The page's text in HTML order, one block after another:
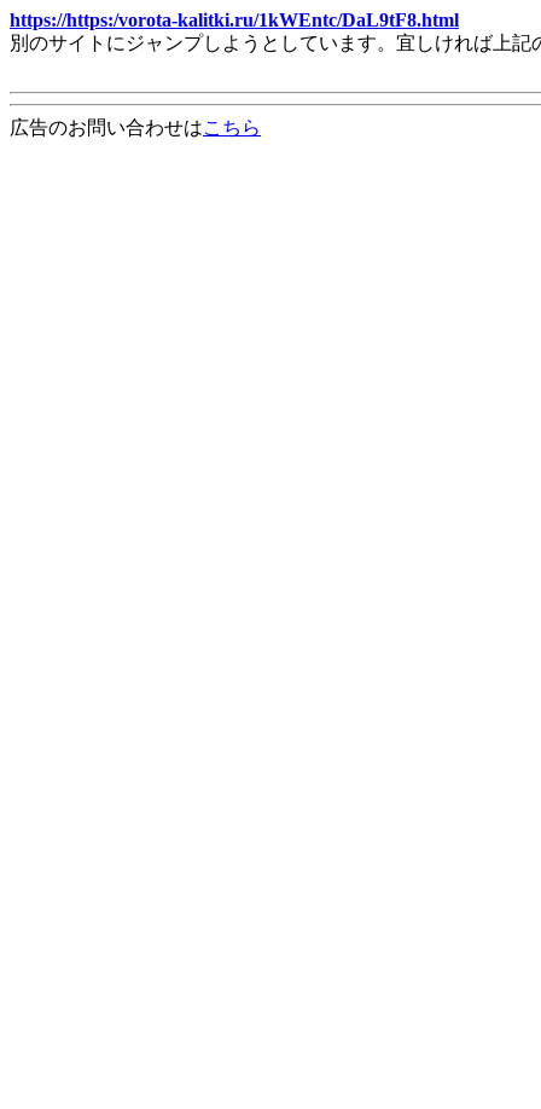
https://https:/vorota-kalitki.ru/1kWEntc/DaL9tF8.html
別のサイトにジャンプしようとしています。宜しければ上
広告のお問い合わせはこちら